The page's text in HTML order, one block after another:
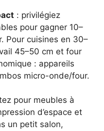
: privilégiez
pour gagner 10–
Pour cuisines en 30–
45–50 cm et four
: appareils
micro-onde/four.
pour meubles à
d’espace et
un petit salon,